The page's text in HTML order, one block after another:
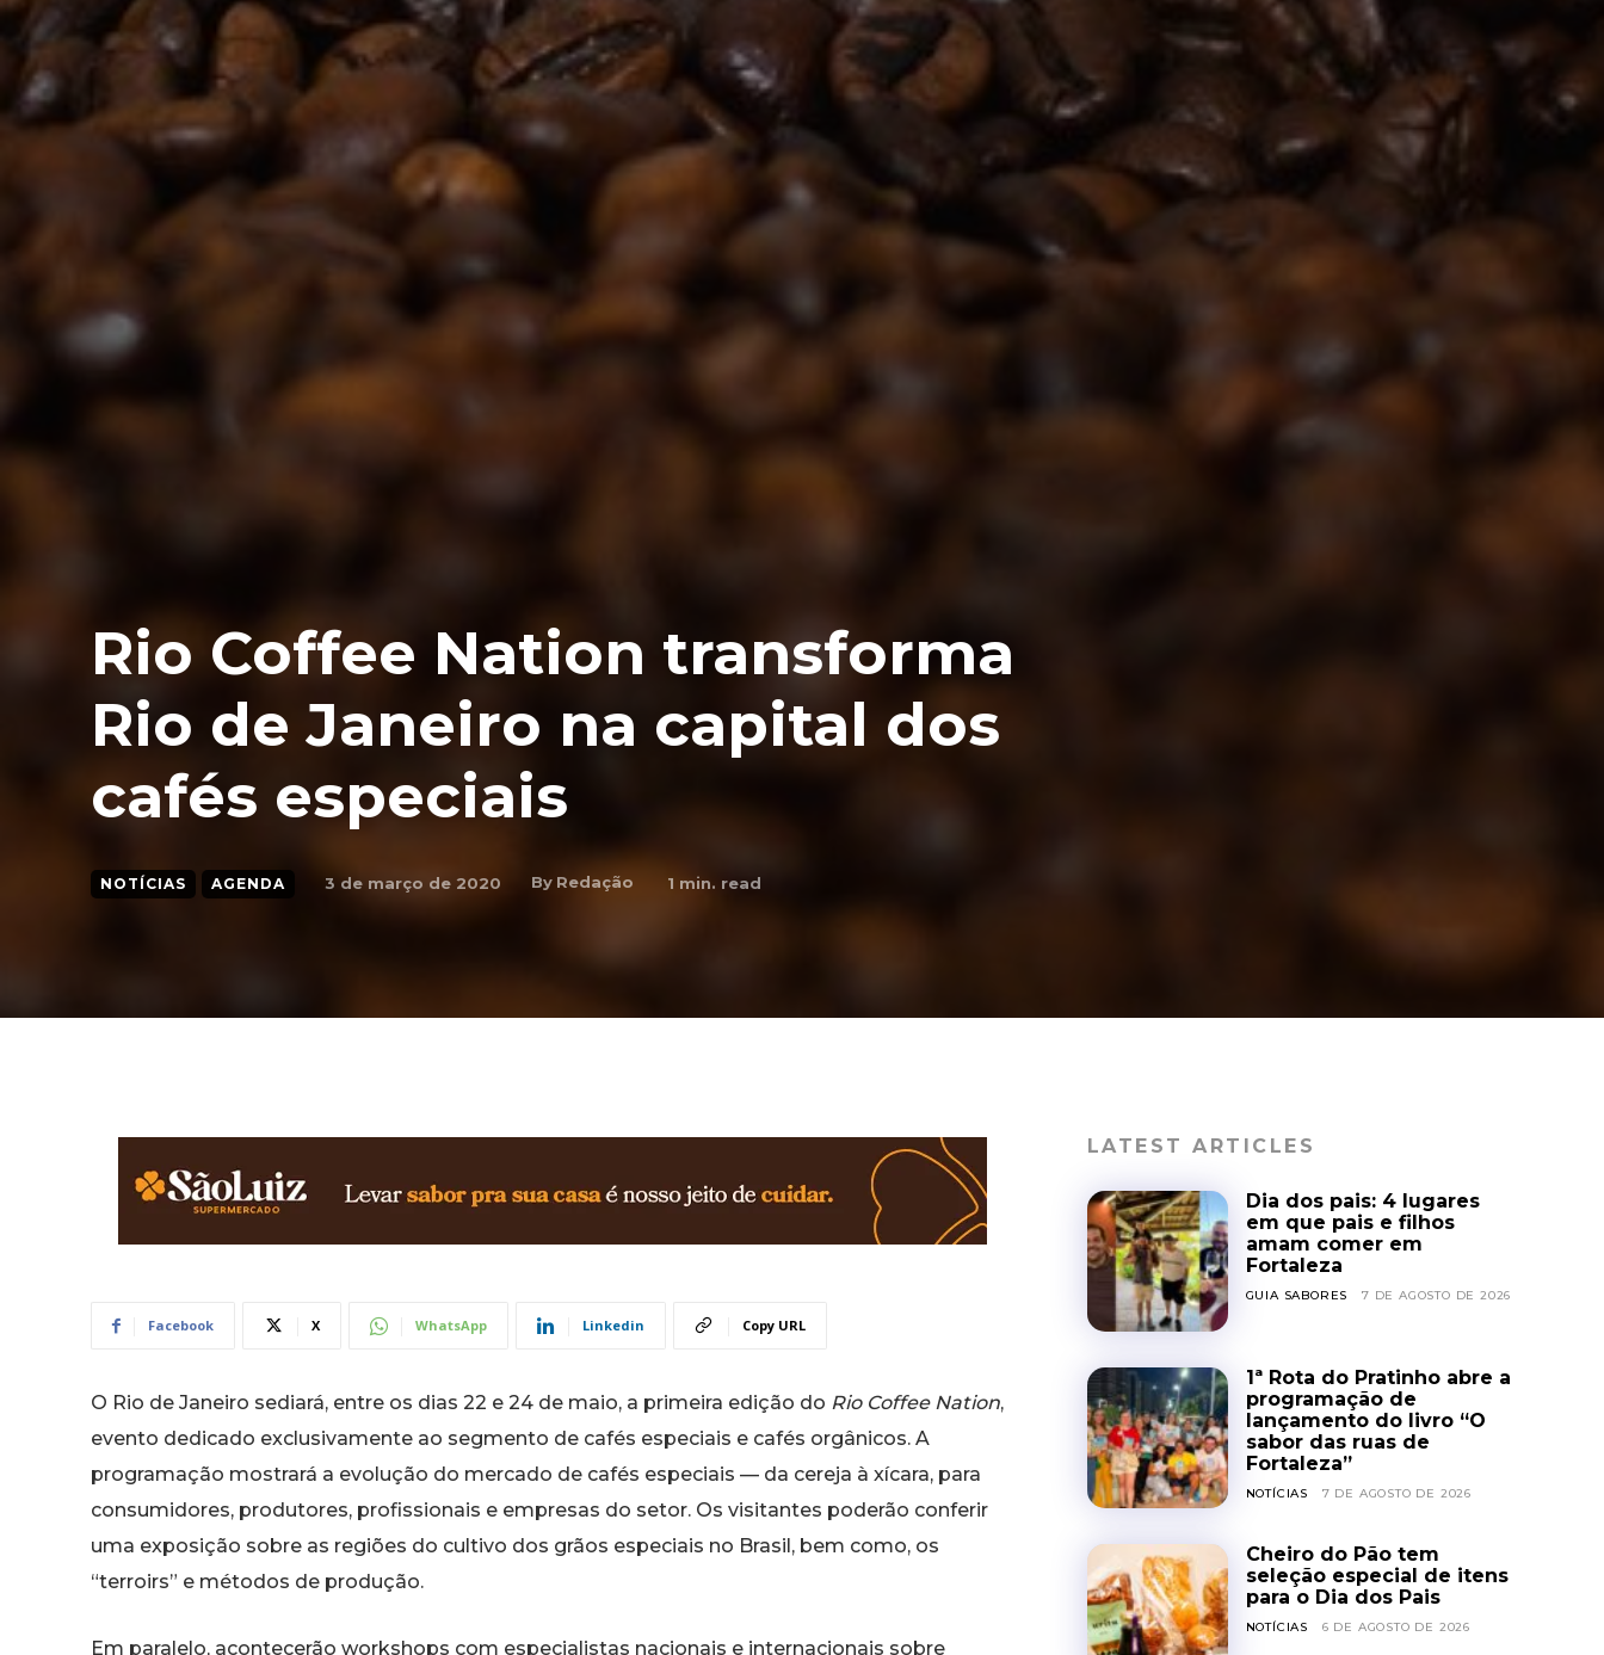
Rio Coffee Nation transforma
Rio de Janeiro na capital dos
cafés especiais
NOTÍCIAS AGENDA 3 de março de 2020 By Redação 1 min. read
Facebook X WhatsApp Linkedin Copy URL
O Rio de Janeiro sediará, entre os dias 22 e 24 de maio, a primeira edição do Rio Coffee Nation,
evento dedicado exclusivamente ao segmento de cafés especiais e cafés orgânicos. A
programação mostrará a evolução do mercado de cafés especiais — da cereja à xícara, para
consumidores, produtores, profissionais e empresas do setor. Os visitantes poderão conferir
uma exposição sobre as regiões do cultivo dos grãos especiais no Brasil, bem como, os
“terroirs” e métodos de produção.
Em paralelo, acontecerão workshops com especialistas nacionais e internacionais sobre
LATEST ARTICLES
Dia dos pais: 4 lugares
em que pais e filhos
amam comer em
Fortaleza
GUIA SABORES 7 DE AGOSTO DE 2026
1ª Rota do Pratinho abre a
programação de
lançamento do livro “O
sabor das ruas de
Fortaleza”
NOTÍCIAS 7 DE AGOSTO DE 2026
Cheiro do Pão tem
seleção especial de itens
para o Dia dos Pais
NOTÍCIAS 6 DE AGOSTO DE 2026